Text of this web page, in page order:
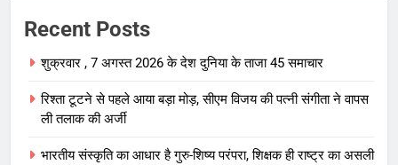
Recent Posts
शुक्रवार , 7 अगस्त 2026 के देश दुनिया के ताजा 45 समाचार
रिश्ता टूटने से पहले आया बड़ा मोड़, सीएम विजय की पत्नी संगीता ने वापस
ली तलाक की अर्जी
भारतीय संस्कृति का आधार है गुरु-शिष्य परंपरा, शिक्षक ही राष्ट्र का असली